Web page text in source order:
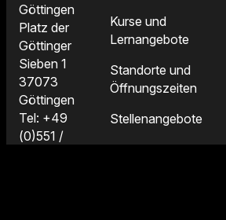
Göttingen
Platz der
Göttinger
Sieben 1
37073
Göttingen
Tel: +49
(0)551 /
Kurse und
Lernangebote
Standorte und
Öffnungszeiten
Stellenangebote